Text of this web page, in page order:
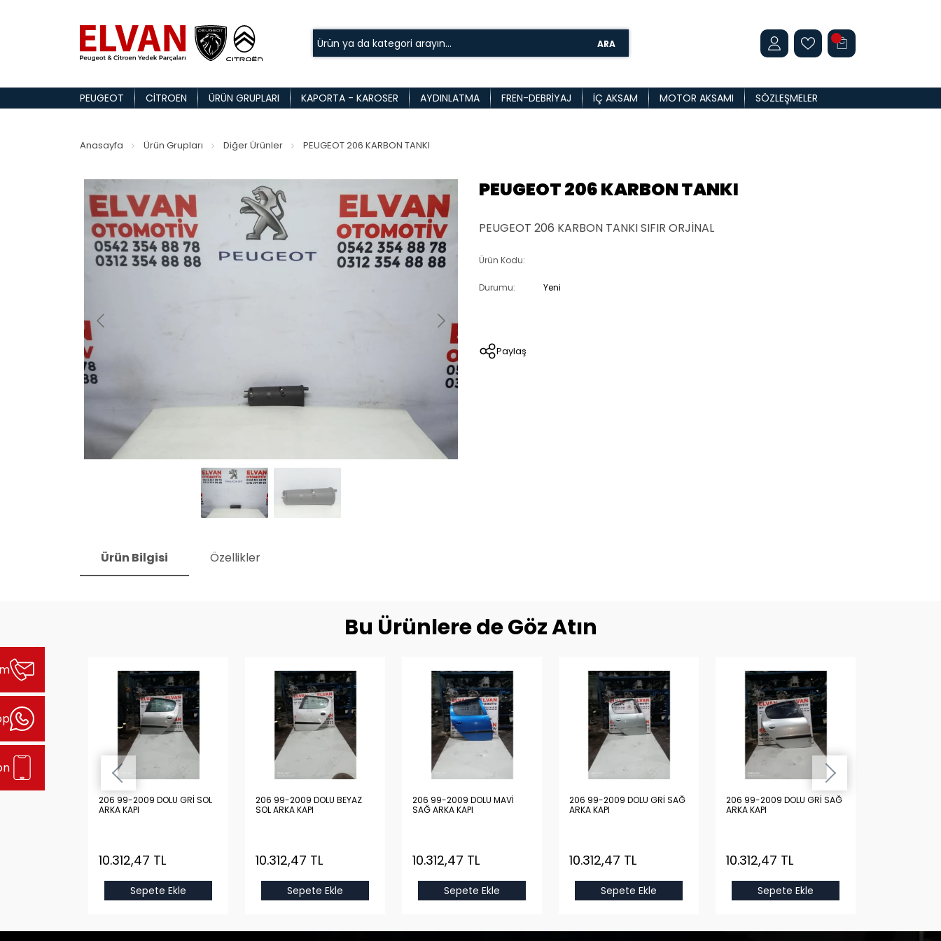
ARA
PEUGEOT CITROEN ÜRÜN GRUPLARI KAPORTA - KAROSER AYDINLATMA FREN-DEBRIYAJ İÇ AKSAM MOTOR AKSAMI SÖZLEŞMELER
Anasayfa Ürün Grupları Diğer Ürünler PEUGEOT 206 KARBON TANKI
PEUGEOT 206 KARBON TANKI
PEUGEOT 206 KARBON TANKI SIFIR ORJİNAL
Ürün Kodu:
Durumu: Yeni
Paylaş
Ürün Bilgisi Özellikler
Bu Ürünlere de Göz Atın
206 99-2009 DOLU GRİ SOL
ARKA KAPI
10.312,47 TL
Sepete Ekle
206 99-2009 DOLU BEYAZ
SOL ARKA KAPI
10.312,47 TL
Sepete Ekle
206 99-2009 DOLU MAVİ
SAĞ ARKA KAPI
10.312,47 TL
Sepete Ekle
206 99-2009 DOLU GRİ SAĞ
ARKA KAPI
10.312,47 TL
Sepete Ekle
206 99-2009 DOLU GRİ SAĞ
ARKA KAPI
10.312,47 TL
Sepete Ekle